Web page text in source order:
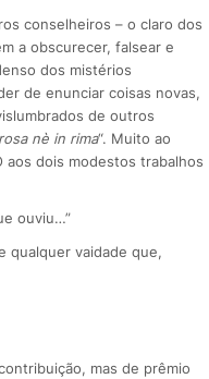
conselheiros – o claro dos
a obscurecer, falsear e
dos mistérios
de enunciar coisas novas,
de outros
nè in rima“. Muito ao
aos dois modestos trabalhos
ouviu…”
qualquer vaidade que,
mas de prêmio